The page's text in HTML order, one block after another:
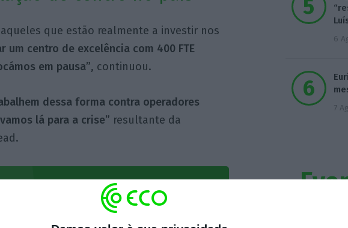
que estão realmente a investir nos
um centro de excelência com 400 FTE
em pausa”, continuou.
dessa forma contra operadores
lá para a crise” resultante da
colocar um centro de
[postos de
6
7